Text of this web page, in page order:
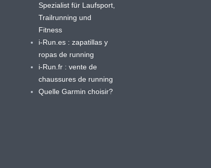
Spezialist für Laufsport,
Trailrunning und
Fitness
i-Run.es : zapatillas y
ropas de running
i-Run.fr : vente de
chaussures de running
Quelle Garmin choisir?